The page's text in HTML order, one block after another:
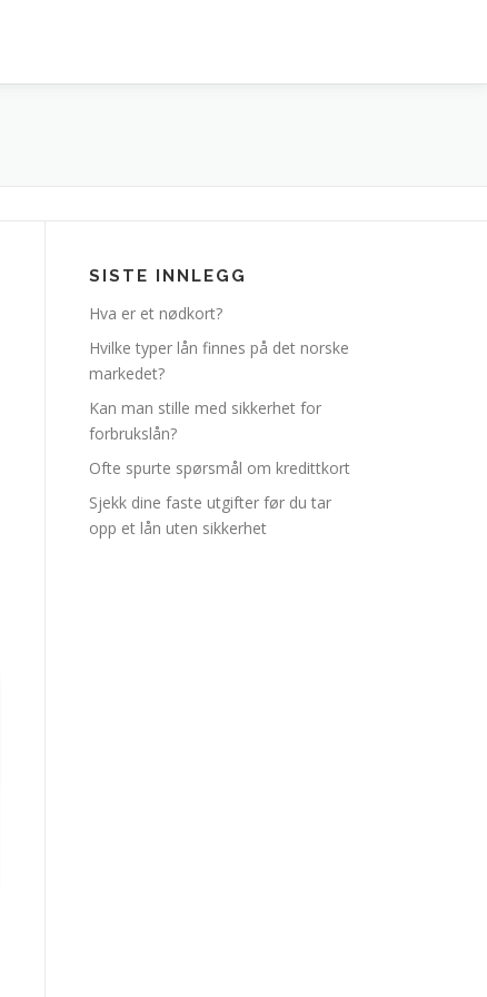
SISTE INNLEGG
Hva er et nødkort?
Hvilke typer lån finnes på det norske
markedet?
Kan man stille med sikkerhet for
forbrukslån?
Ofte spurte spørsmål om kredittkort
Sjekk dine faste utgifter før du tar
opp et lån uten sikkerhet